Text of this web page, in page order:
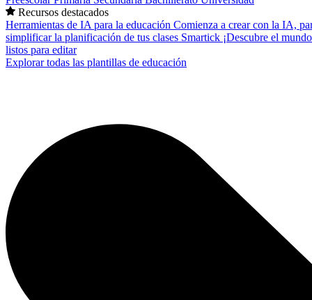
Recursos destacados
Herramientas de IA para la educación Comienza a crear con la IA,
simplificar la planificación de tus clases Smartick ¡Descubre el
listos para editar
Explorar todas las plantillas de educación